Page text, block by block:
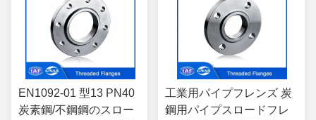
EN1092-01 型13 PN40
炭素鋼/不鋼鋼のスロー
工業用パイプフレンズ 炭
鋼用パイプスロードフレ